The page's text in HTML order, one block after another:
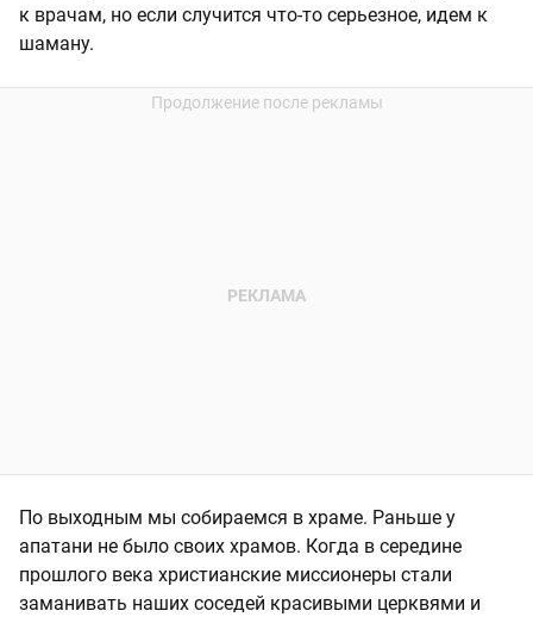
к врачам, но если случится что-то серьезное, идем к
шаману.
По выходным мы собираемся в храме. Раньше у
апатани не было своих храмов. Когда в середине
прошлого века христианские миссионеры стали
заманивать наших соседей красивыми церквями и